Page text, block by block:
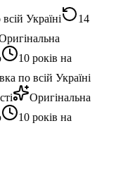
Україні
14
10 років на
по всій Україні
Оригінальна
10 років на